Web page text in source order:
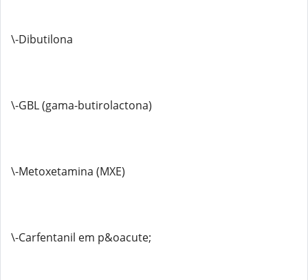
\-Dibutilona
\-GBL (gama-butirolactona)
\-Metoxetamina (MXE)
\-Carfentanil em p&oacute;